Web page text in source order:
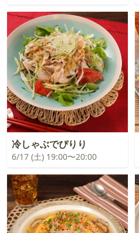
冷しゃぶでぴりり
6/17 (土) 19:00〜20:00